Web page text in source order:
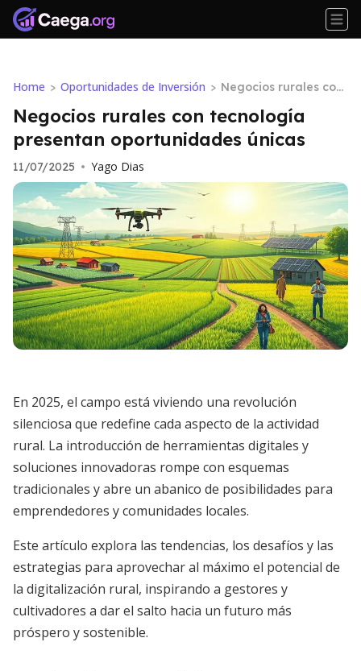
Home > Oportunidades de Inversión > Negocios rurales con
tecnología presentan
oportunidades únicas
Negocios rurales con tecnología
presentan oportunidades únicas
11/07/2025 • Yago Dias
En 2025, el campo está viviendo una revolución
silenciosa que redefine cada aspecto de la actividad
rural. La introducción de herramientas digitales y
soluciones innovadoras rompe con esquemas
tradicionales y abre un abanico de posibilidades para
emprendedores y comunidades locales.
Este artículo explora las tendencias, los desafíos y las
estrategias para aprovechar al máximo el potencial de
la digitalización rural, inspirando a gestores y
cultivadores a dar el salto hacia un futuro más
próspero y sostenible.